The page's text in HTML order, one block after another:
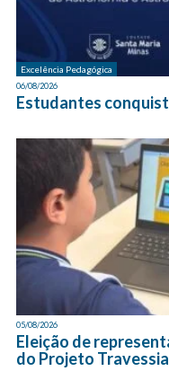
Excelência Pedagógica
06/08/2026
Estudantes
05/08/2026
Eleição de
do Projeto Travessia